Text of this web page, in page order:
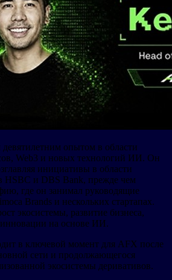
девятилетним опытом в области
Web3 и новых технологий ИИ. Он
инициативы в области
HSBC и DBS Bank, прежде чем
где он занимал руководящие
Brands и нескольких стартапах.
экосистемы, развитие бизнеса,
на основе ИИ.
в ключевой момент для AFX после
сети и продолжающегося
экосистемы деривативов.